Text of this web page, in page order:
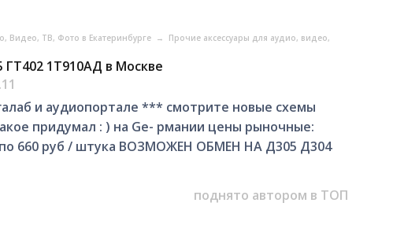
Видео, ТВ, Фото в Екатеринбурге → Прочие аксессуары для аудио, видео,
ГТ402 1Т910АД в Москве
и аудиопортале *** смотрите новые схемы
придумал : ) на Ge- рмании цены рыночные:
660 руб / штука ВОЗМОЖЕН ОБМЕН НА Д305 Д304
поднято автором в ТОП